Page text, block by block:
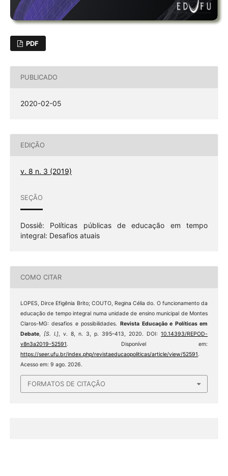
PDF
PUBLICADO
2020-02-05
EDIÇÃO
v. 8 n. 3 (2019)
SEÇÃO
Dossiê: Políticas públicas de educação em tempo
integral: Desafios atuais
COMO CITAR
LOPES, Dirce Efigênia Brito; COUTO, Regina Célia do. O funcionamento da
educação de tempo integral numa unidade de ensino municipal de Montes
Claros-MG: desafios e possibilidades. Revista Educação e Políticas em
Debate, [S. l.], v. 8, n. 3, p. 395–413, 2020. DOI:10.14393/REPOD-
v8n3a2019-52591. Disponível em:
https://seer.ufu.br/index.php/revistaeducaopoliticas/article/view/52591.
Acesso em: 9 ago. 2026.
FORMATOS DE CITAÇÃO